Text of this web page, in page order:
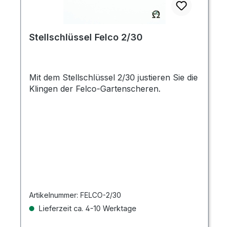
Stellschlüssel Felco 2/30
Mit dem Stellschlüssel 2/30 justieren Sie die
Klingen der Felco-Gartenscheren.
Artikelnummer: FELCO-2/30
Lieferzeit ca. 4-10 Werktage